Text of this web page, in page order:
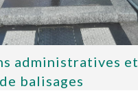
administratives et
balisages